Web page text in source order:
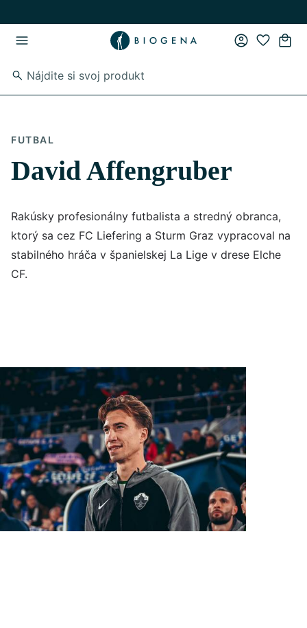
FUTBAL
David Affengruber
Rakúsky profesionálny futbalista a stredný obranca,
ktorý sa cez FC Liefering a Sturm Graz vypracoval na
stabilného hráča v španielskej La Lige v drese Elche
CF.